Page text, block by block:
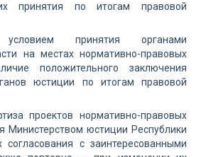
принятия по итогам правовой
условием принятия органами
на местах нормативно-правовых
положительного заключения
юстиции по итогам правовой
проектов нормативно-правовых
Министерством юстиции Республики
согласования с заинтересованными